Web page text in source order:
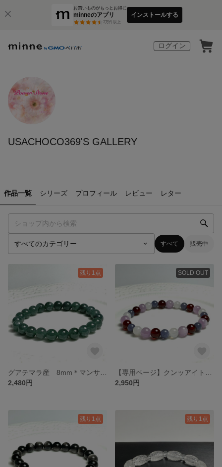
お買いものがもっとお得に
minneのアプリ
3万件以上
インストールする
ログイン
USACHOCO369'S GALLERY
作品一覧 シリーズ プロフィール レビュー レター
すべて 販売中
残り1点
2,480円
SOLD OUT
2,950円
残り1点 残り1点